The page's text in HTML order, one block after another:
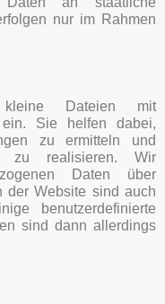
nur im Rahmen
Dateien mit
ein. Sie helfen dabei,
zu ermitteln und
zu realisieren. Wir
Daten über
der Website sind auch
benutzerdefinierte
sind dann allerdings